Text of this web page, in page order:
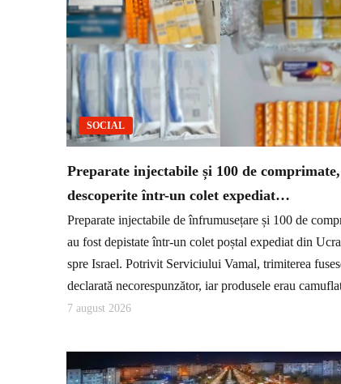
SOCIAL
Preparate injectabile și 100 de comprimate,
descoperite într-un colet expediat…
Preparate injectabile de înfrumusețare și 100 de
au fost depistate într-un colet poștal expediat din
spre Israel. Potrivit Serviciului Vamal, trimiterea
declarată necorespunzător, iar produsele erau
7 august 2026